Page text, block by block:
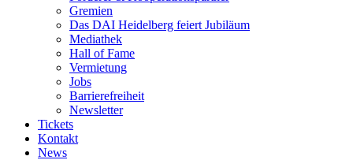
Gremien
Das DAI Heidelberg feiert Jubiläum
Mediathek
Hall of Fame
Vermietung
Jobs
Barrierefreiheit
Newsletter
Tickets
Kontakt
News